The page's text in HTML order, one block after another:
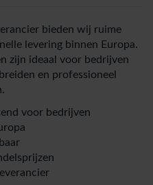
bieden wij ruime
levering binnen Europa.
zijn ideaal voor bedrijven
en professioneel
voor bedrijven